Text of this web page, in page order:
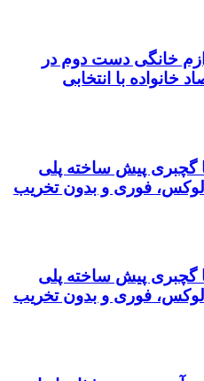
خانگی دست دوم در
خانواده با انتخابی
گچبری پیش ساخته پلی
لوکس، فوری و بدون تخریب
گچبری پیش ساخته پلی
لوکس، فوری و بدون تخریب